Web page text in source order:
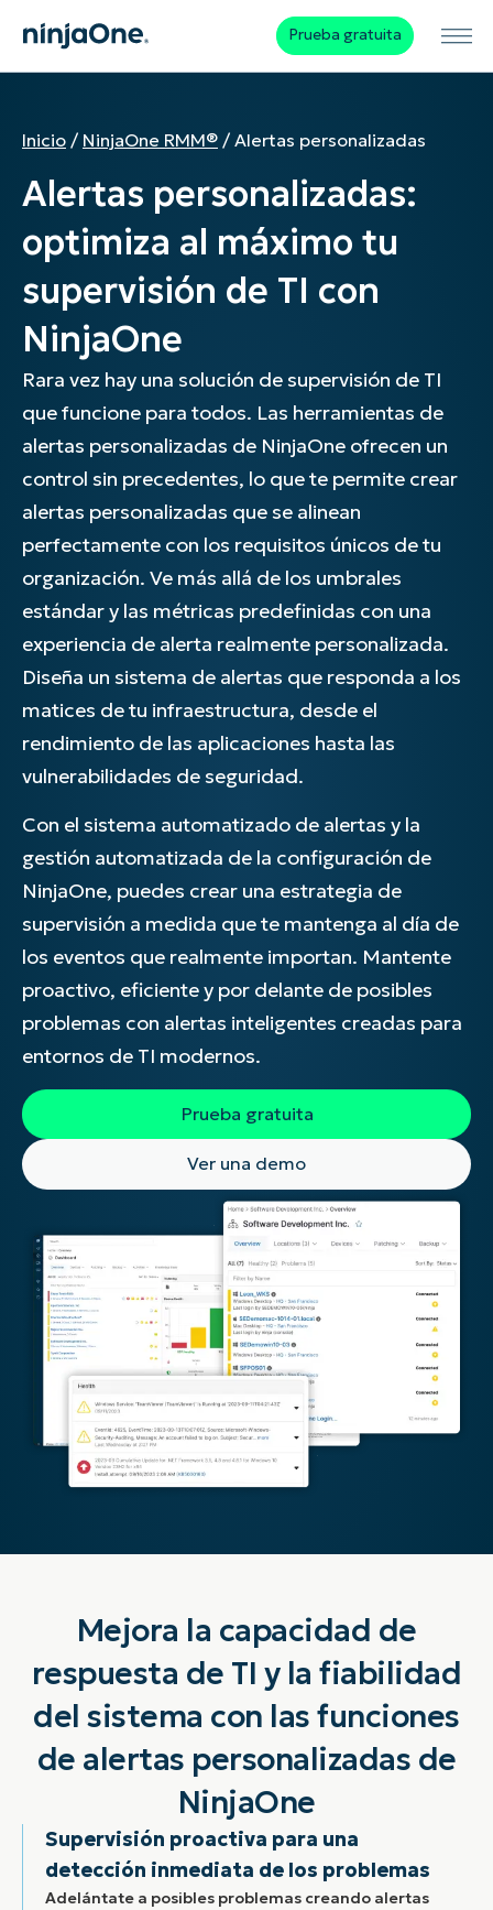
Prueba gratuita
Inicio / NinjaOne RMM® / Alertas personalizadas
Alertas personalizadas:
optimiza al máximo tu
supervisión de TI con
NinjaOne
Rara vez hay una solución de supervisión de TI
que funcione para todos. Las herramientas de
alertas personalizadas de NinjaOne ofrecen un
control sin precedentes, lo que te permite crear
alertas personalizadas que se alinean
perfectamente con los requisitos únicos de tu
organización. Ve más allá de los umbrales
estándar y las métricas predefinidas con una
experiencia de alerta realmente personalizada.
Diseña un sistema de alertas que responda a los
matices de tu infraestructura, desde el
rendimiento de las aplicaciones hasta las
vulnerabilidades de seguridad.
Con el sistema automatizado de alertas y la
gestión automatizada de la configuración de
NinjaOne, puedes crear una estrategia de
supervisión a medida que te mantenga al día de
los eventos que realmente importan. Mantente
proactivo, eficiente y por delante de posibles
problemas con alertas inteligentes creadas para
entornos de TI modernos.
Prueba gratuita
Ver una demo
Mejora la capacidad de
respuesta de TI y la fiabilidad
del sistema con las funciones
de alertas personalizadas de
NinjaOne
Supervisión proactiva para una
detección inmediata de los problemas
Adelántate a posibles problemas creando alertas